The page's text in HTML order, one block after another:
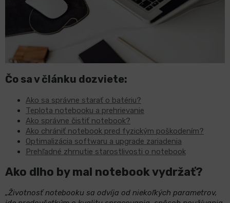
Čo sa v článku dozviete:
Ako sa správne starať o batériu?
Teplota notebooku a prehrievanie
Ako správne čistiť notebook?
Ako chrániť notebook pred fyzickým poškodením?
Optimalizácia softwaru a upgrade zariadenia
Prehľadné zhrnutie starostlivosti o notebook
Ako dlho by mal notebook vydržať?
„Životnosť notebooku sa odvíja od niekoľkých parametrov,